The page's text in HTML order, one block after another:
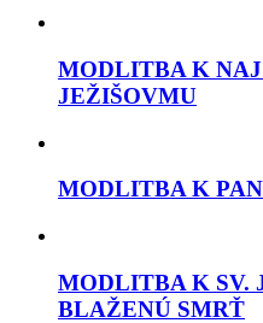
MODLITBA K
JEŽIŠOVMU
MODLITBA K
MODLITBA K SV.
BLAŽENÚ SMRŤ